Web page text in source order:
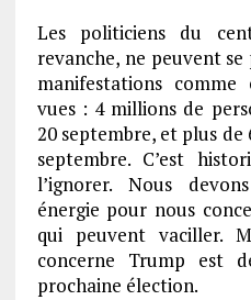
Les politiciens du
revanche, ne peuvent
manifestations
vues : 4 millions de
20 septembre, et plus de
septembre. C’est
l’ignorer. Nous
énergie pour nous
qui peuvent vaciller.
concerne Trump est
prochaine élection.